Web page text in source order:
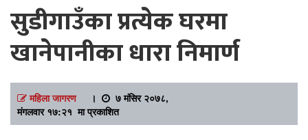
सुडीगाउँका प्रत्येक घरमा
खानेपानीका धारा निमार्ण
महिला जागरण।
७ मंसिर २०७८,
मंगलवार १७:२१ मा प्रकाशित